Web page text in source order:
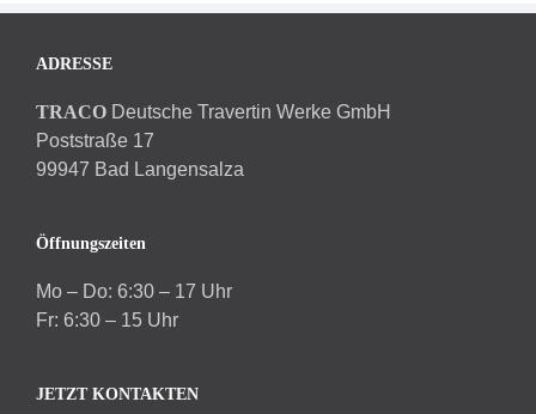
ADRESSE
TRACO Deutsche Travertin Werke GmbH
Poststraße 17
99947 Bad Langensalza
Öffnungszeiten
Mo – Do: 6:30 – 17 Uhr
Fr: 6:30 – 15 Uhr
JETZT KONTAKTEN